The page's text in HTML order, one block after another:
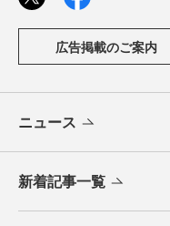
広告掲載のご案内
ニュース
新着記事一覧